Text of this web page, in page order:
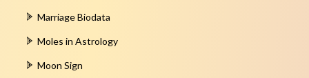
Marriage Biodata
Moles in Astrology
Moon Sign